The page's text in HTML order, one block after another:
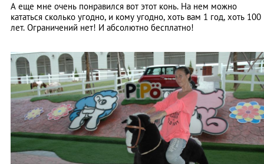
А еще мне очень понравился вот этот конь. На нем можно
кататься сколько угодно, и кому угодно, хоть вам 1 год, хоть 100
лет. Ограничений нет! И абсолютно бесплатно!